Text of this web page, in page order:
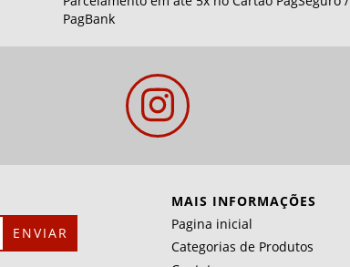
PagBank
MAIS INFORMAÇÕES
Pagina inicial
Categorias de Produtos